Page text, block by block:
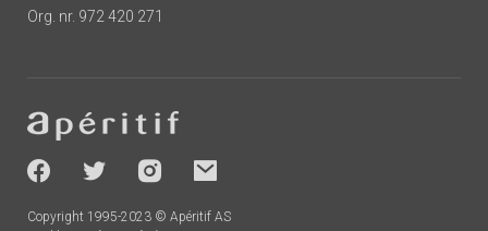
Org. nr. 972 420 271
-
socials
Copyright 1995-2023 © Apéritif AS